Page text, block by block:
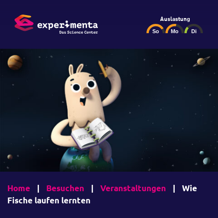
Auslastung
Home | Besuchen | Veranstaltungen |
Wie
Fische laufen lernten